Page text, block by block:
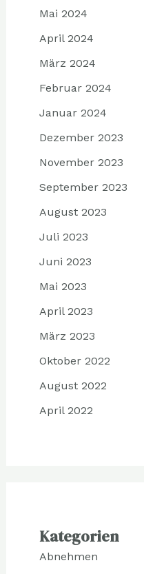
Mai 2024
April 2024
März 2024
Februar 2024
Januar 2024
Dezember 2023
November 2023
September 2023
August 2023
Juli 2023
Juni 2023
Mai 2023
April 2023
März 2023
Oktober 2022
August 2022
April 2022
Kategorien
Abnehmen